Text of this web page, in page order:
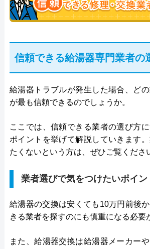
信頼できる給湯器専門業者の
給湯器トラブルが発生した場合、ど
が最も信頼できるのでしょうか。
ここでは、信頼できる業者の選び方
ポイントを挙げて解説していきます
たくないという方は、ぜひご覧くださ
業者選びで気をつけたいポイン
給湯器の交換は安くても10万円前後
きる業者を探すのにも慎重になる必要
また、給湯器交換は給湯器メーカー